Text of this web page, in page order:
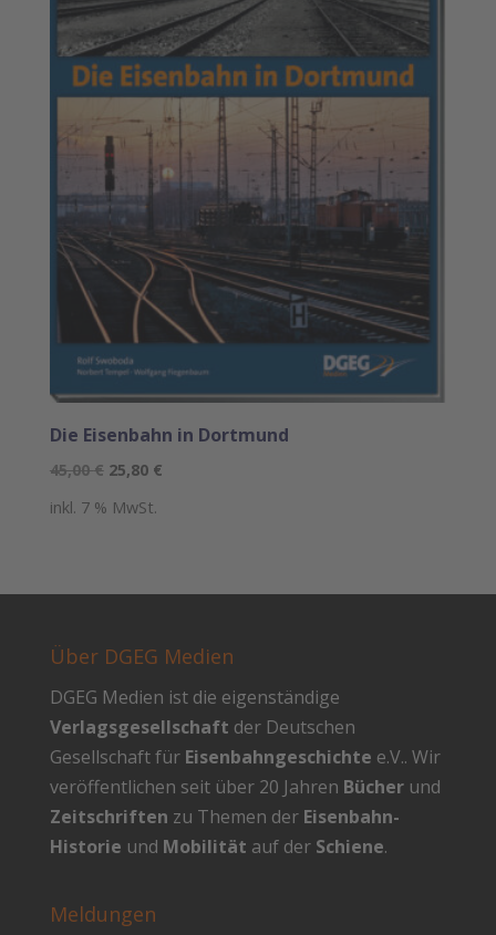
Die Eisenbahn in Dortmund
45,00€ Ursprünglicher
war:
25,80 €Aktueller
inkl. 7 % MwSt.
Über DGEG Medien
DGEG Medien ist die eigenständige
Verlagsgesellschaft der Deutschen
Gesellschaft für Eisenbahngeschichte e.V.. Wir
veröffentlichen seit über 20 Jahren Bücherund
Zeitschriften zu Themen der Eisenbahn-
Historie und Mobilität auf der Schiene.
Meldungen